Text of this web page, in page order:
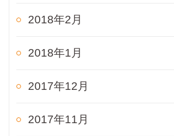
2018年2月
2018年1月
2017年12月
2017年11月